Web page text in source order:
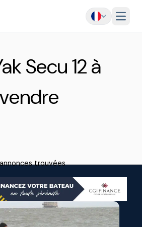
Menu
Secu 12 à
vendre
trouvées